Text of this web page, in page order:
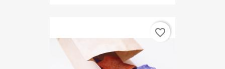
favorite_border